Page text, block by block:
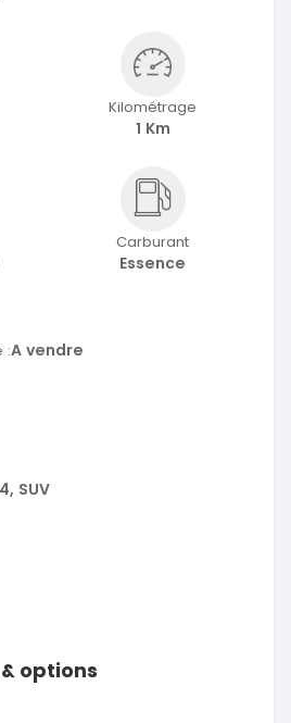
Kilométrage
1 Km
Carburant
Essence
:A vendre
SUV
options